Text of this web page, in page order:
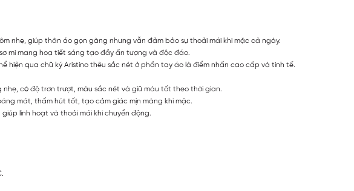
nhẹ, giúp thân áo gọn gàng nhưng vẫn đảm bảo sự thoải mái khi mặc cả ngày.
mi mang hoạ tiết sáng tạo đầy ấn tượng và độc đáo.
hiện qua chữ ký Aristino thêu sắc nét ở phần tay áo là điểm nhấn cao cấp và tinh tế.
nhẹ, có độ trơn trượt, màu sắc nét và giữ màu tốt theo thời gian.
mát, thấm hút tốt, tạo cảm giác mịn màng khi mặc.
linh hoạt và thoải mái khi chuyển động.